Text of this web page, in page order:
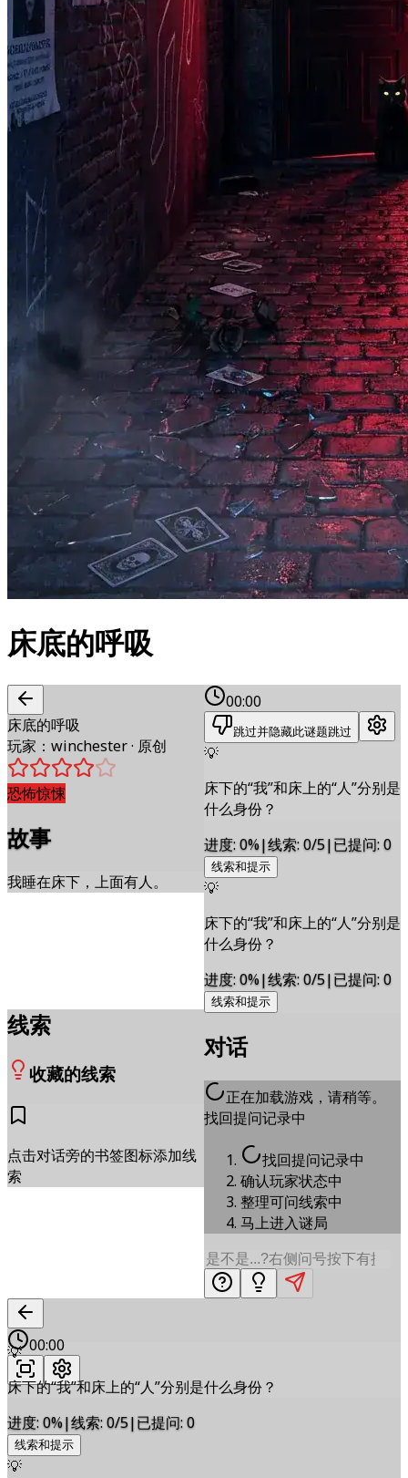
床底的呼吸
床底的呼吸
玩家 ： winchester· 原创
恐怖惊悚
故事
我睡在床下，上面有人。
线索
收藏的线索
点击对话旁的书签图标添加线
索
00:00
跳过并隐藏此谜题跳过
💡
床下的“我”和床上的“人”分别是
什么身份？
进度:0%|线索:0/5|已提问:0
线索和提示
💡
床下的“我”和床上的“人”分别是
什么身份？
进度:0%|线索:0/5|已提问:0
线索和提示
对话
正在加载游戏，请稍等。
找回提问记录中
找回提问记录中
确认玩家状态中
整理可问线索中
马上进入谜局
00:00
💡
床下的“我”和床上的“人”分别是什么身份？
进度:0%|线索:0/5|已提问:0
线索和提示
💡